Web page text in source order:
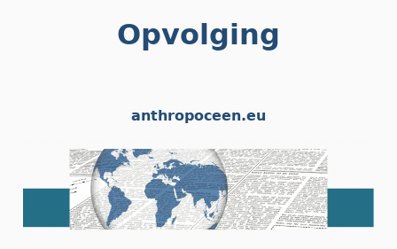
Opvolging
anthropoceen.eu